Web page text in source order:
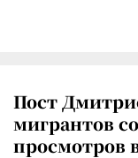
Пост
мигрантов
просмотров